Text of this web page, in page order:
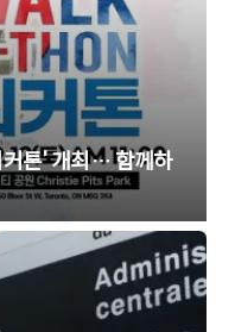
톤’ 개최… 함께하